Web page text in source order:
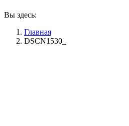
Вы здесь:
Главная
DSCN1530_